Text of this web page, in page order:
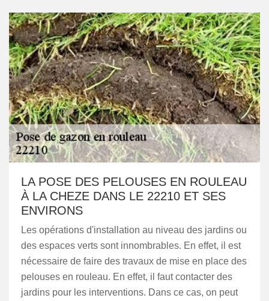
LA POSE DES PELOUSES EN ROULEAU
À LA CHEZE DANS LE 22210 ET SES
ENVIRONS
Les opérations d'installation au niveau des jardins ou
des espaces verts sont innombrables. En effet, il est
nécessaire de faire des travaux de mise en place des
pelouses en rouleau. En effet, il faut contacter des
jardins pour les interventions. Dans ce cas, on peut